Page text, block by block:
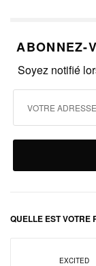
ABONNEZ-
Soyez notifié
QUELLE EST VOTRE
EXCITED